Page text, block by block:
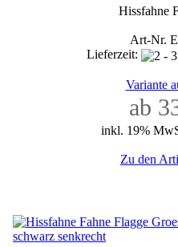
Hissfahne
Art-Nr.
Lieferzeit:
Variante
ab
inkl. 19%
Zu den